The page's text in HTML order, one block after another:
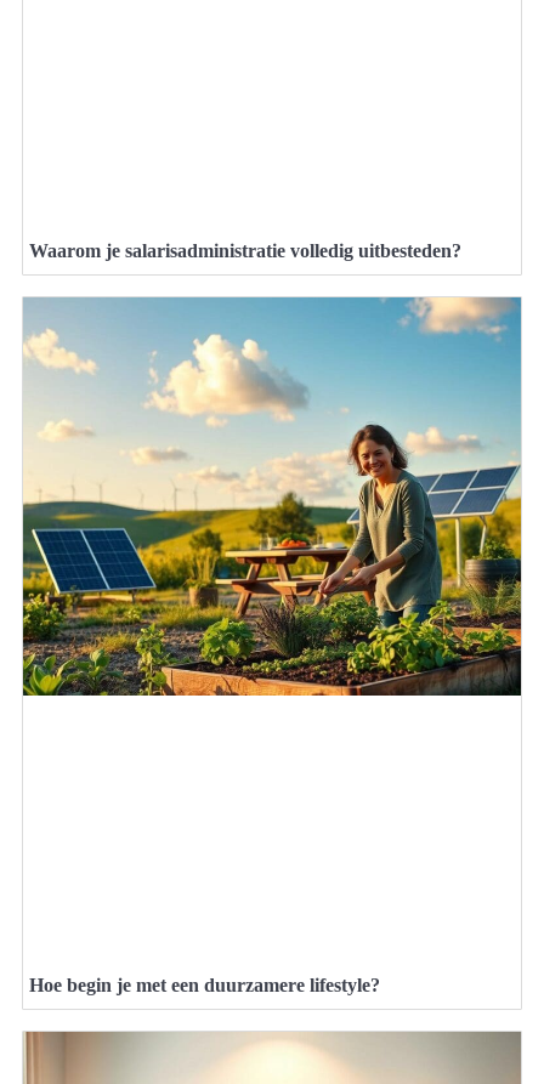
Waarom je salarisadministratie volledig uitbesteden?
Hoe begin je met een duurzamere lifestyle?